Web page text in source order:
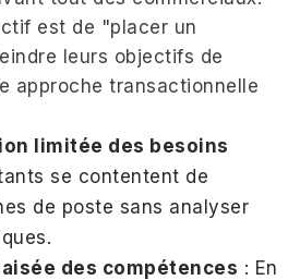
est de "placer un
leurs objectifs de
approche transactionnelle
limitée des besoins
se contentent de
de poste sans analyser
des compétences : En